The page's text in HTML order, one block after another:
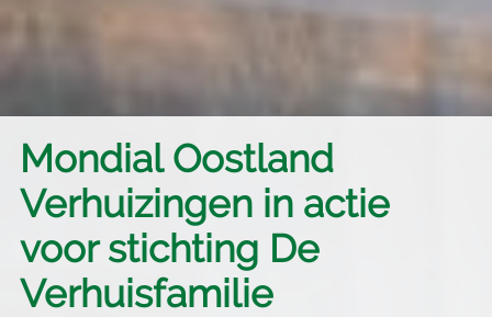
Mondial Oostland
Verhuizingen in actie
voor stichting De
Verhuisfamilie